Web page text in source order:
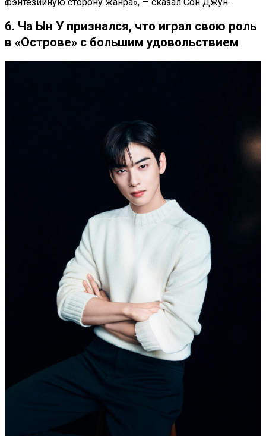
6. Ча Ын У признался, что играл свою роль
в «Острове» с большим удовольствием